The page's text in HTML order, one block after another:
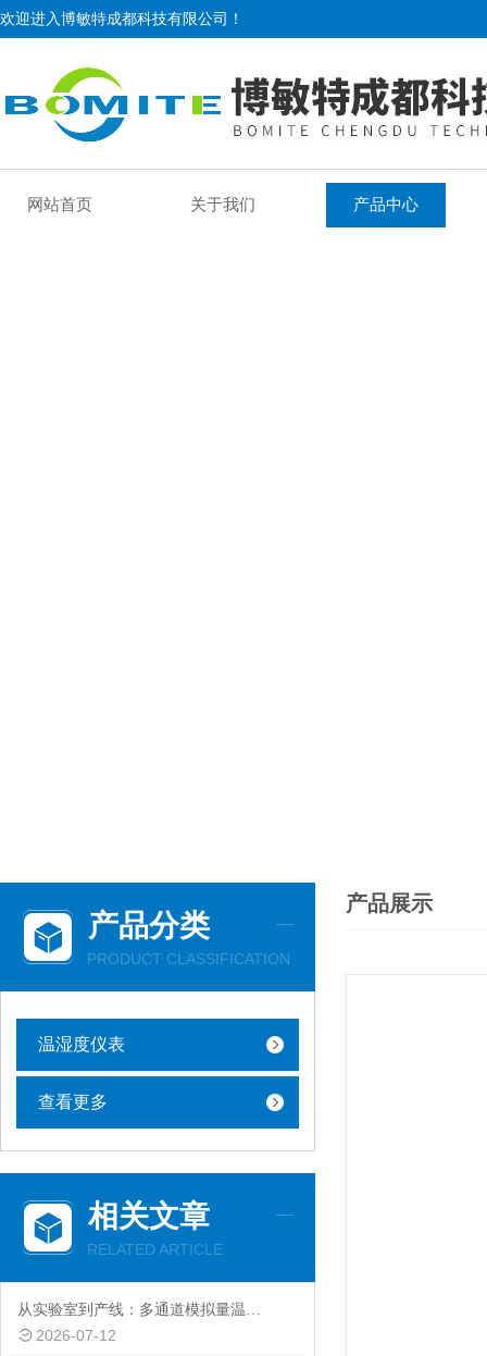
欢迎进入博敏特成都科技有限公司！
网站首页 关于我们 产品中心
产品分类
PRODUCT CLASSIFICATION
温湿度仪表
查看更多
相关文章
RELATED ARTICLE
从实验室到产线：多通道模拟量温度采集系统在热分布研究中的应用
2026-07-12
产品展示